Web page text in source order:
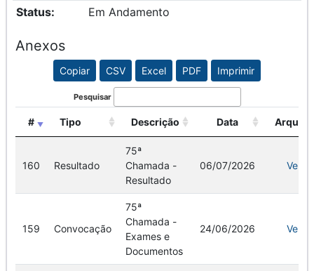
Status:
Em Andamento
Anexos
Copiar CSV Excel PDF Imprimir
Pesquisar
# Tipo Descrição Data Arquivo
160 Resultado
75ª
Chamada -
Resultado
06/07/2026 Ver
159 Convocação
75ª
Chamada -
Exames e
Documentos
24/06/2026 Ver